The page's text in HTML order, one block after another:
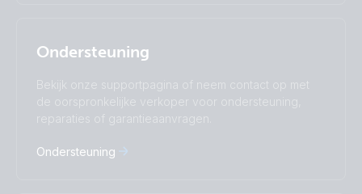
Română
Suomalainen
Svenska
Türkçe
Ελληνικά
Русский
Українська
Subscribe
Ondersteuning
Bekijk onze supportpagina of neem contact op met
de oorspronkelijke verkoper voor ondersteuning,
reparaties of garantieaanvragen.
Ondersteuning